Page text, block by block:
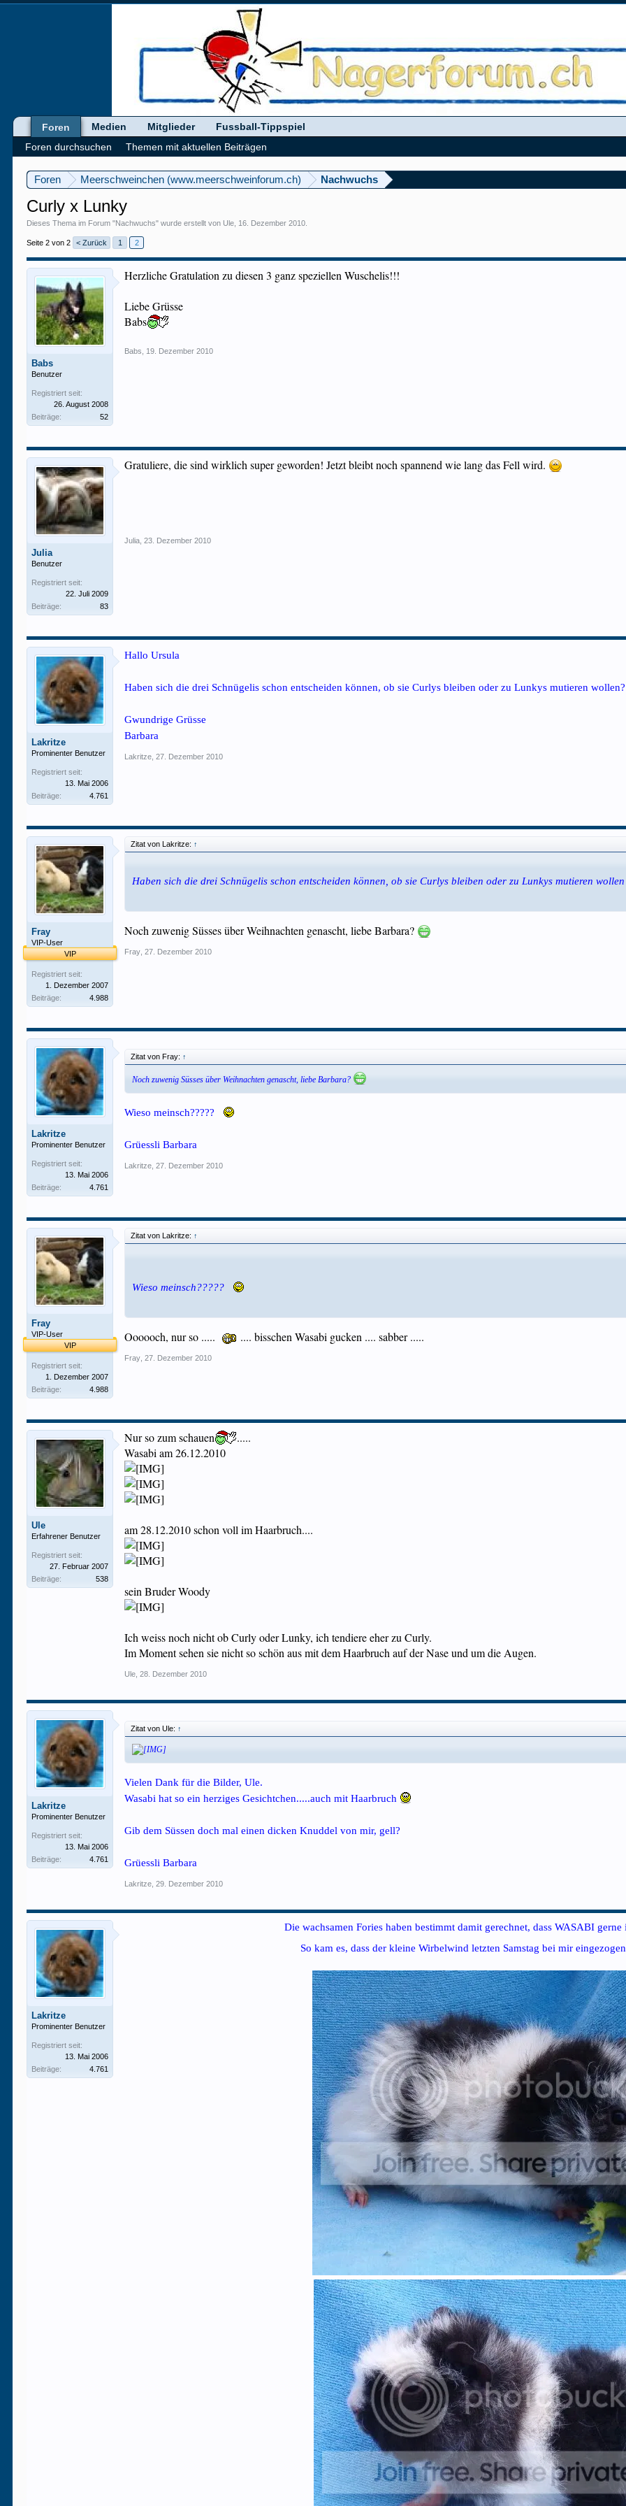
Foren Meerschweinchen (www.meerschweinforum.ch) Nachwuchs
Curly x Lunky
Dieses Thema im Forum "Nachwuchs" wurde erstellt von Ule 16. Dezember 2010
Seite 2 von 2 < Zurück 1 2
Babs
Benutzer
Registriert seit:
26. August 2008
Beiträge:
52
Herzliche Gratulation zu diesen 3 ganz speziellen Wuschelis!!!
Liebe Grüsse
Babs
Babs 19. Dezember 2010
Julia
Benutzer
Registriert seit:
22. Juli 2009
Beiträge:
83
Gratuliere, die sind wirklich super geworden! Jetzt bleibt noch spannend wie lang das Fell wird.
Julia 23. Dezember 2010
Lakritze
Prominenter Benutzer
Registriert seit:
13. Mai 2006
Beiträge:
4.761
Hallo Ursula
Haben sich die drei Schnügelis schon entscheiden können, ob sie Curlys bleiben oder zu Lunkys mutieren
Gwundrige Grüsse
Barbara
Lakritze 27. Dezember 2010
Fray
VIP-User
VIP
Registriert seit:
1. Dezember 2007
Beiträge:
4.988
Zitat von Lakritze: ↑
Haben sich die drei Schnügelis schon entscheiden können, ob sie Curlys bleiben oder zu Lunkys mutieren
Noch zuwenig Süsses über Weihnachten genascht, liebe Barbara?
Fray 27. Dezember 2010
Lakritze
Prominenter Benutzer
Registriert seit:
13. Mai 2006
Beiträge:
4.761
Zitat von Fray: ↑
Noch zuwenig Süsses über Weihnachten genascht, liebe Barbara?
Wieso meinsch?????
Grüessli Barbara
Lakritze 27. Dezember 2010
Fray
VIP-User
VIP
Registriert seit:
1. Dezember 2007
Beiträge:
4.988
Zitat von Lakritze: ↑
Wieso meinsch?????
Oooooch, nur so ..... .... bisschen Wasabi gucken .... sabber .....
Fray 27. Dezember 2010
Ule
Erfahrener Benutzer
Registriert seit:
27. Februar 2007
Beiträge:
538
Nur so zum schauen
.....
Wasabi am 26.12.2010
am 28.12.2010 schon voll im Haarbruch....
sein Bruder Woody
Ich weiss noch nicht ob Curly oder Lunky, ich tendiere eher zu Curly.
Im Moment sehen sie nicht so schön aus mit dem Haarbruch auf der Nase und um die Augen.
Ule 28. Dezember 2010
Lakritze
Prominenter Benutzer
Registriert seit:
13. Mai 2006
Beiträge:
4.761
Zitat von Ule: ↑
Vielen Dank für die Bilder, Ule.
Wasabi hat so ein herziges Gesichtchen.....auch mit Haarbruch
Gib dem Süssen doch mal einen dicken Knuddel von mir, gell?
Grüessli Barbara
Lakritze 29. Dezember 2010
Lakritze
Prominenter Benutzer
Registriert seit:
13. Mai 2006
Beiträge:
4.761
Die wachsamen Fories haben bestimmt damit gerechnet, dass WASABI
So kam es, dass der kleine Wirbelwind letzten Samstag bei mir
Foren
Foren durchsuchen
Themen mit aktuellen Beiträgen
Medien Mitglieder Fussball-Tippspiel